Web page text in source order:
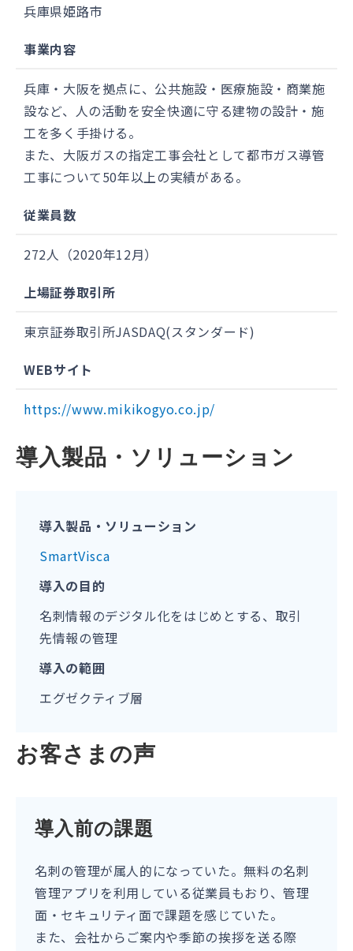
兵庫県姫路市
事業内容
兵庫・大阪を拠点に、公共施設・医療施設・商業施
設など、人の活動を安全快適に守る建物の設計・施
工を多く手掛ける。
また、大阪ガスの指定工事会社として都市ガス導管
工事について50年以上の実績がある。
従業員数
272人（2020年12月）
上場証券取引所
東京証券取引所JASDAQ(スタンダード)
WEBサイト
https://www.mikikogyo.co.jp/
導入製品・ソリューション
導入製品・ソリューション
SmartVisca
導入の目的
名刺情報のデジタル化をはじめとする、取引
先情報の管理
導入の範囲
エグゼクティブ層
お客さまの声
導入前の課題
名刺の管理が属人的になっていた。無料の名刺
管理アプリを利用している従業員もおり、管理
面・セキュリティ面で課題を感じていた。
また、会社からご案内や季節の挨拶を送る際